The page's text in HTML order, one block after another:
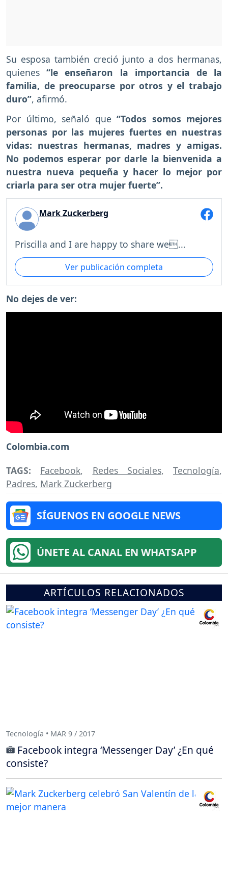
Su esposa también creció junto a dos hermanas,
quienes“le enseñaron la importancia de la
familia, de preocuparse por otros y el trabajo
duro”, afirmó.
Por último, señaló que “Todos somos mejores
personas por las mujeres fuertes en nuestras
vidas: nuestras hermanas, madres y amigas.
No podemos esperar por darle la bienvenida a
nuestra nueva pequeña y hacer lo mejor por
criarla para ser otra mujer fuerte”.
Mark Zuckerberg
Priscilla and I are happy to share we...
Ver publicación completa
No dejes de ver:
Colombia.com
TAGS: Facebook, Redes Sociales, Tecnología,
Padres, Mark Zuckerberg
SÍGUENOS EN GOOGLE NEWS
ÚNETE AL CANAL EN WHATSAPP
ARTÍCULOS RELACIONADOS
Tecnología • MAR 9 / 2017
Facebook integra ‘Messenger Day’ ¿En qué
consiste?